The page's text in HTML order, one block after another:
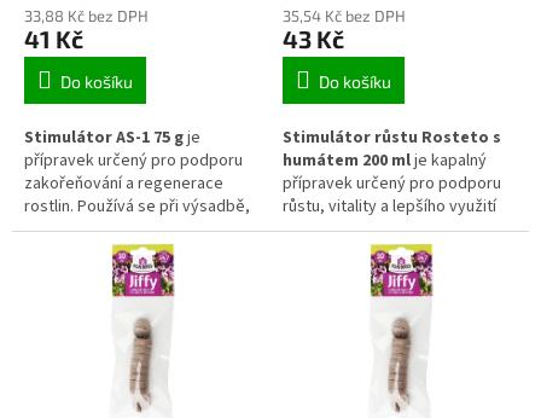
33,88 Kč bez DPH
41 Kč
Do košíku
Stimulátor AS-1 75 gje
přípravek určený pro podporu
zakořeňování a regenerace
rostlin. Používá se při výsadbě,
přesazování nebo množení, kdy
pomáhá rostlinám lépe
překonat stres a podpořit
tvorbu kořenového systému.
Vhodný je pro široké spektrum
okrasných i užitkových rostlin
pěstovaných na záhonech i v
35,54 Kč bez DPH
43 Kč
Do košíku
Stimulátor růstu Rosteto s
humátem 200 mlje kapalný
přípravek určený pro podporu
růstu, vitality a lepšího využití
živin rostlinami. Obsah
humátových látek přispívá k
rozvoji kořenového systému a
celkové kondici rostlin. Vhodný
je pro okrasné i užitkové
rostliny pěstované na záhonech